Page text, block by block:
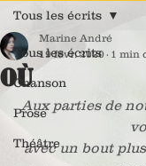
Tous les écrits
Chanson
Prose
Théâtre
Tous les écrits
Où
Marine André
19 févr. 2020
1 min
Aux parties de
avec un bout